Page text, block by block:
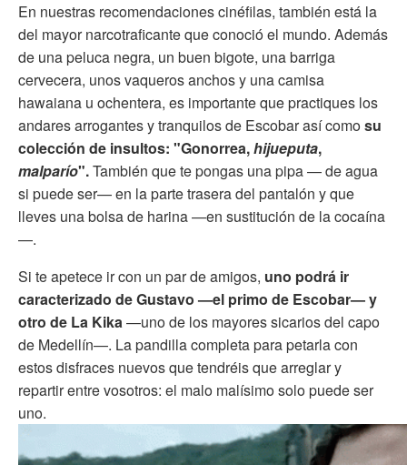
En nuestras recomendaciones cinéfilas, también está la
del mayor narcotraficante que conoció el mundo. Además
de una peluca negra, un buen bigote, una barriga
cervecera, unos vaqueros anchos y una camisa
hawaiana u ochentera, es importante que practiques los
andares arrogantes y tranquilos de Escobar así comosu
colección de insultos: "Gonorrea,hijueputa,
malparío".También que te pongas una pipa — de agua
si puede ser— en la parte trasera del pantalón y que
lleves una bolsa de harina —en sustitución de la cocaína
—.
Si te apetece ir con un par de amigos, uno podrá ir
caracterizado de Gustavo —el primo de Escobar— y
otro de La Kika—uno de los mayores sicarios del capo
de Medellín—. La pandilla completa para petarla con
estos disfraces nuevos que tendréis que arreglar y
repartir entre vosotros: el malo malísimo solo puede ser
uno.